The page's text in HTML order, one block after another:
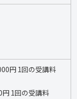
円 1回の受講料
1回の受講料